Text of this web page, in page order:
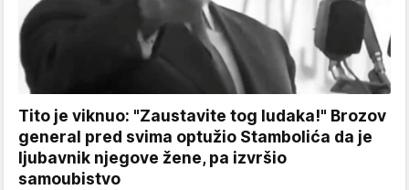
Tito je viknuo: "Zaustavite tog ludaka!" Brozov
general pred svima optužio Stambolića da je
ljubavnik njegove žene, pa izvršio
samoubistvo